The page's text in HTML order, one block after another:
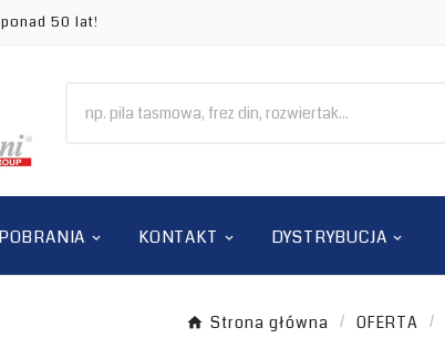
50 lat!
KONTAKT DYSTRYBUCJA
Strona główna OFERTA